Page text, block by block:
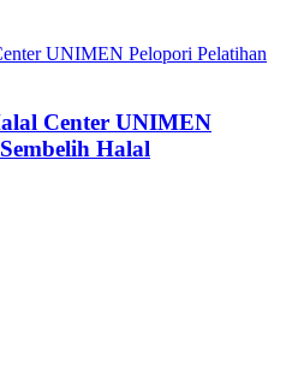
Center UNIMEN
Halal